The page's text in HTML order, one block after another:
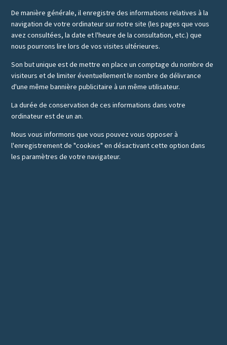
De manière générale, il enregistre des informations relatives à la
navigation de votre ordinateur sur notre site (les pages que vous
avez consultées, la date et l'heure de la consultation, etc.) que
nous pourrons lire lors de vos visites ultérieures.
Son but unique est de mettre en place un comptage du nombre de
visiteurs et de limiter éventuellement le nombre de délivrance
d'une même bannière publicitaire à un même utilisateur.
La durée de conservation de ces informations dans votre
ordinateur est de un an.
Nous vous informons que vous pouvez vous opposer à
l'enregistrement de "cookies" en désactivant cette option dans
les paramètres de votre navigateur.